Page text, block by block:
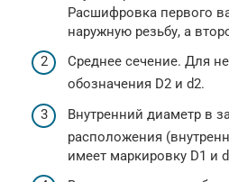
Расшифровка первого
наружную резьбу, а
Среднее сечение. Для
обозначения D2 и d2.
Внутренний диаметр в
расположения
имеет маркировку D1 и